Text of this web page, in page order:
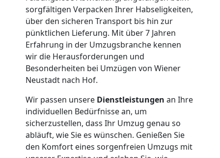
sorgfältigen Verpacken Ihrer Habseligkeiten,
über den sicheren Transport bis hin zur
pünktlichen Lieferung. Mit über 7 Jahren
Erfahrung in der Umzugsbranche kennen
wir die Herausforderungen und
Besonderheiten bei Umzügen von Wiener
Neustadt nach Hof.
Wir passen unsere Dienstleistungen an Ihre
individuellen Bedürfnisse an, um
sicherzustellen, dass Ihr Umzug genau so
abläuft, wie Sie es wünschen. Genießen Sie
den Komfort eines sorgenfreien Umzugs mit
Privatumzug
Wiener
Neustadt
Tresortransport